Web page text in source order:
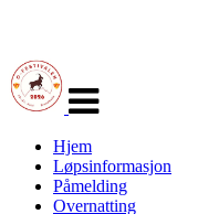
navigasjon
Hjem
Løpsinformasjon
Påmelding
Overnatting